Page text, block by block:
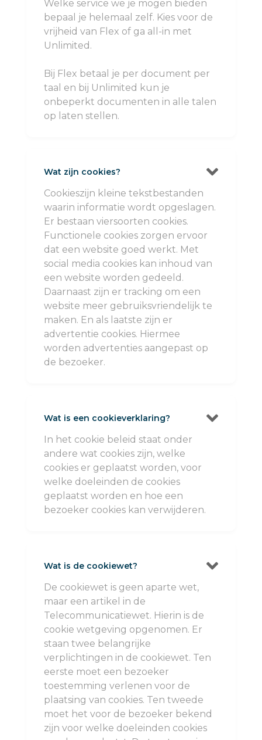
Welke service we je mogen bieden
bepaal je helemaal zelf. Kies voor de
vrijheid van Flex of ga all-in met
Unlimited.
Bij Flex betaal je per document per
taal en bij Unlimited kun je
onbeperkt documenten in alle talen
op laten stellen.
Wat zijn cookies? 
Cookieszijn kleine tekstbestanden
waarin informatie wordt opgeslagen.
Er bestaan viersoorten cookies.
Functionele cookies zorgen ervoor
dat een website goed werkt. Met
social media cookies kan inhoud van
een website worden gedeeld.
Daarnaast zijn er tracking om een
website meer gebruiksvriendelijk te
maken. En als laatste zijn er
advertentie cookies. Hiermee
worden advertenties aangepast op
de bezoeker.
Wat is een cookieverklaring? 
In het cookie beleid staat onder
andere wat cookies zijn, welke
cookies er geplaatst worden, voor
welke doeleinden de cookies
geplaatst worden en hoe een
bezoeker cookies kan verwijderen.
Wat is de cookiewet? 
De cookiewet is geen aparte wet,
maar een artikel in de
Telecommunicatiewet. Hierin is de
cookie wetgeving opgenomen. Er
staan twee belangrijke
verplichtingen in de cookiewet. Ten
eerste moet een bezoeker
toestemming verlenen voor de
plaatsing van cookies. Ten tweede
moet het voor de bezoeker bekend
zijn voor welke doeleinden cookies